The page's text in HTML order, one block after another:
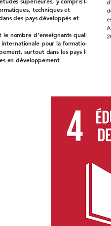
techniques et
des pays développés et
nombre d’enseignants qualifiés,
pour la formation
surtout dans les pays les
en développement